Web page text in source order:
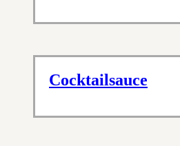
Cocktailsauce